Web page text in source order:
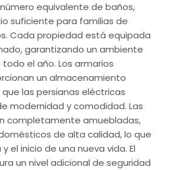
equivalente de baños,
suficiente para familias de
Cada propiedad está equipada
garantizando un ambiente
el año. Los armarios
un almacenamiento
las persianas eléctricas
modernidad y comodidad. Las
completamente amuebladas,
de alta calidad, lo que
el inicio de una nueva vida. El
un nivel adicional de seguridad